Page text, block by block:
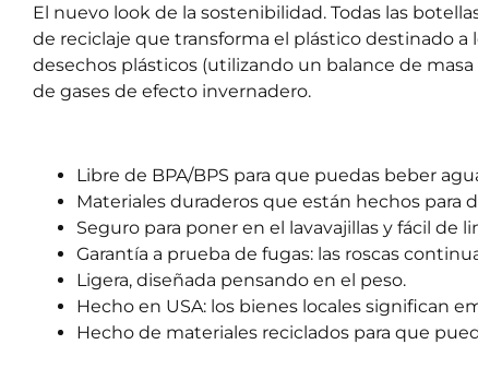
El nuevo look de la sostenibilidad. Todas las
de reciclaje que transforma el plástico destinado
desechos plásticos (utilizando un balance de
de gases de efecto invernadero.
Libre de BPA/BPS para que puedas beber
Materiales duraderos que están hechos para
Seguro para poner en el lavavajillas y fácil de
Garantía a prueba de fugas: las roscas
Ligera, diseñada pensando en el peso.
Hecho en USA: los bienes locales significan
Hecho de materiales reciclados para que